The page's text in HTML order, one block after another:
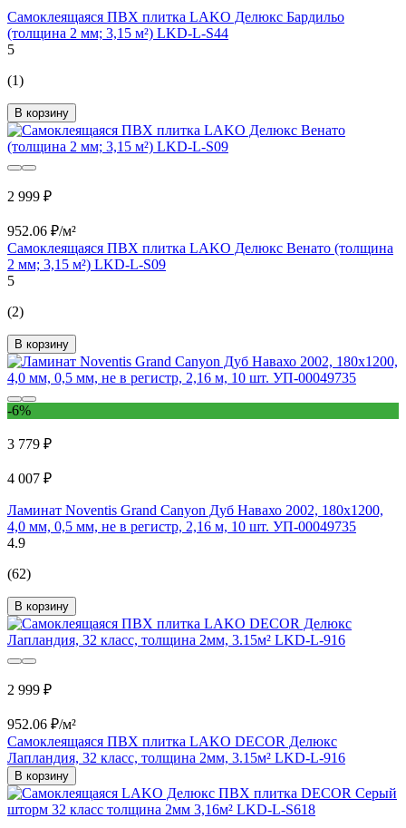
Самоклеящаяся ПВХ плитка LAKO Делюкс Бардильо
(толщина 2 мм; 3,15 м²) LKD-L-S44
5
(1)
В корзину
2 999 ₽
952.06 ₽/м²
Самоклеящаяся ПВХ плитка LAKO Делюкс Венато (толщина
2 мм; 3,15 м²) LKD-L-S09
5
(2)
В корзину
-6%
3 779 ₽
4 007 ₽
Ламинат Noventis Grand Сanyon Дуб Навахо 2002, 180x1200,
4,0 мм, 0,5 мм, не в регистр, 2,16 м, 10 шт. УП-00049735
4.9
(62)
В корзину
2 999 ₽
952.06 ₽/м²
Самоклеящаяся ПВХ плитка LAKO DECOR Делюкс
Лапландия, 32 класс, толщина 2мм, 3.15м² LKD-L-916
В корзину